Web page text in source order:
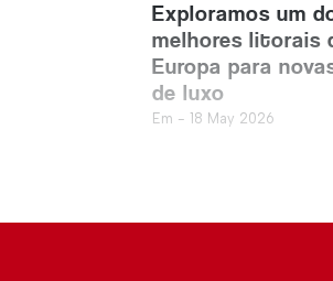
Exploramos um
melhores litorais
Europa para
de luxo
Em - 18 May 2026